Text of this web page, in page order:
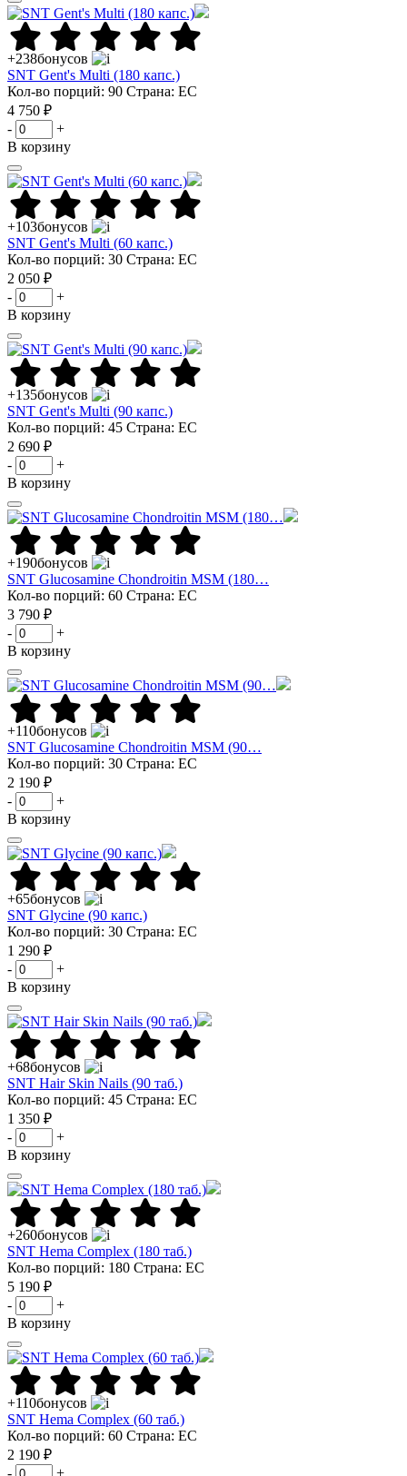
+238бонусов
SNT Gent's Multi (180 капс.)
Кол-во порций: 90 Страна: ЕС
4 750 ₽
-
+
В корзину
+103бонусов
SNT Gent's Multi (60 капс.)
Кол-во порций: 30 Страна: ЕС
2 050 ₽
-
+
В корзину
+135бонусов
SNT Gent's Multi (90 капс.)
Кол-во порций: 45 Страна: ЕС
2 690 ₽
-
+
В корзину
+190бонусов
SNT Glucosamine Chondroitin MSM (180…
Кол-во порций: 60 Страна: ЕС
3 790 ₽
-
+
В корзину
+110бонусов
SNT Glucosamine Chondroitin MSM (90…
Кол-во порций: 30 Страна: ЕС
2 190 ₽
-
+
В корзину
+65бонусов
SNT Glycine (90 капс.)
Кол-во порций: 30 Страна: ЕС
1 290 ₽
-
+
В корзину
+68бонусов
SNT Hair Skin Nails (90 таб.)
Кол-во порций: 45 Страна: ЕС
1 350 ₽
-
+
В корзину
+260бонусов
SNT Hema Complex (180 таб.)
Кол-во порций: 180 Страна: ЕС
5 190 ₽
-
+
В корзину
+110бонусов
SNT Hema Complex (60 таб.)
Кол-во порций: 60 Страна: ЕС
2 190 ₽
-
+